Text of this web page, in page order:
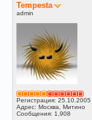
Tempesta
admin
Регистрация: 25.10.2005
Адрес: Москва, Митино
Сообщения: 1,908